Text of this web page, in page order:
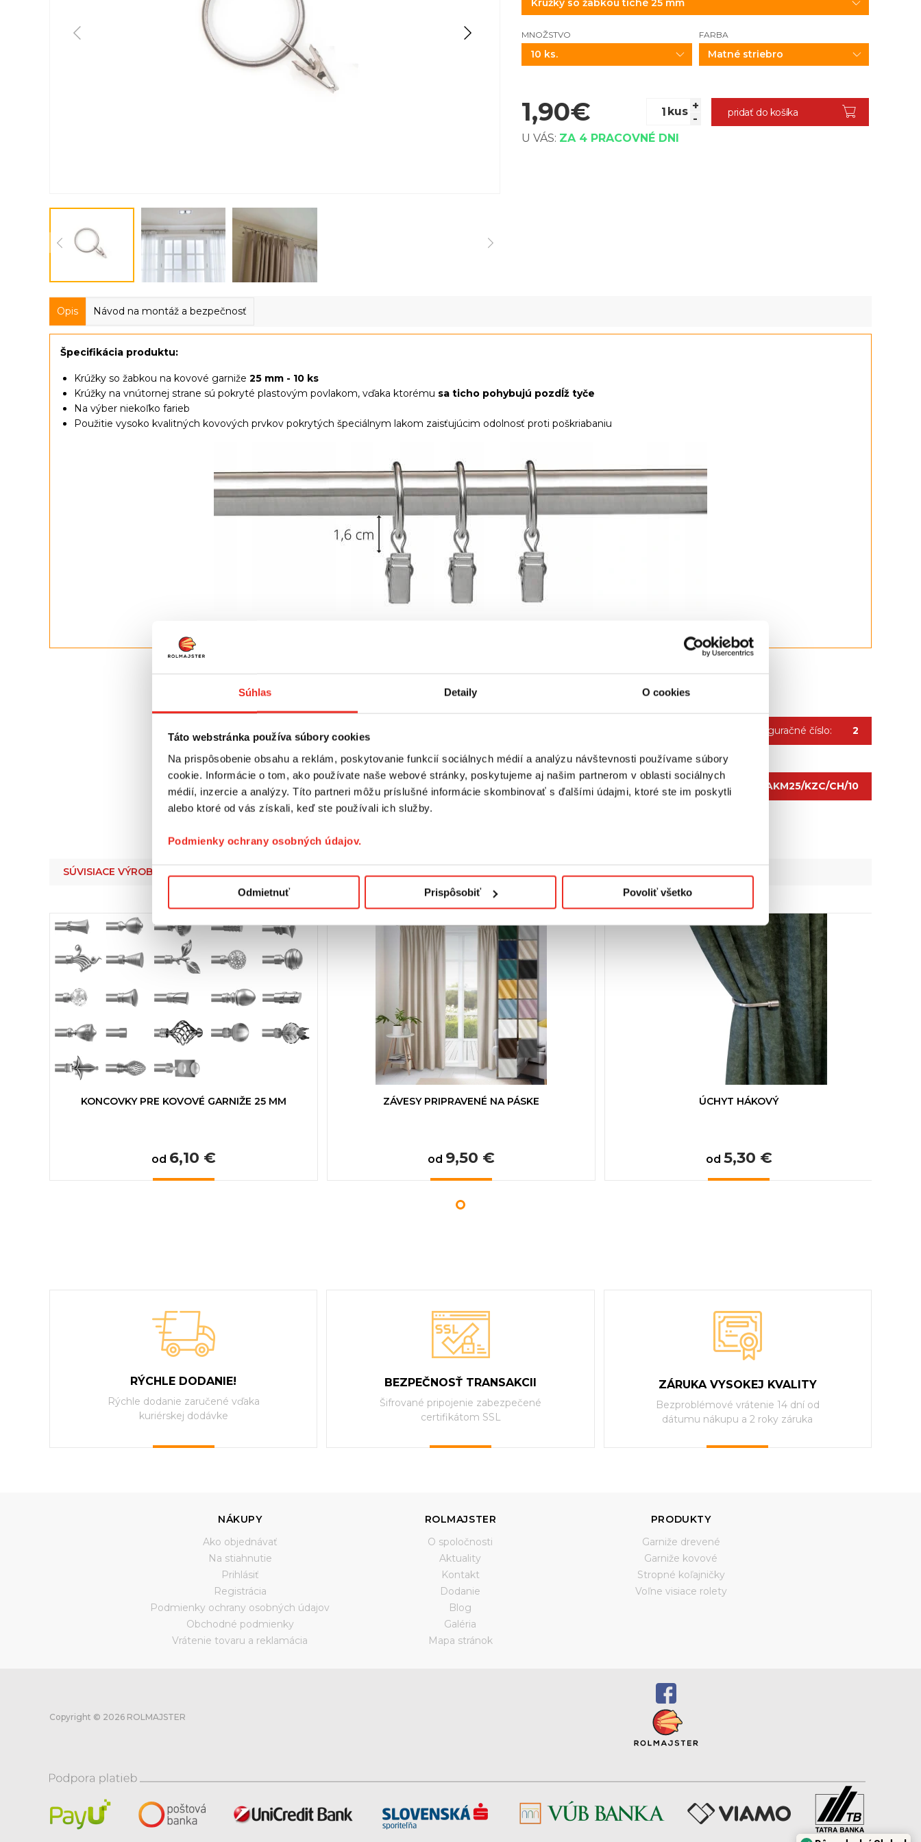
Súhlas Detaily O cookies
Táto webstránka používa súbory cookies
Na prispôsobenie obsahu a reklám, poskytovanie funkcií sociálnych médií a analýzu návštevnosti používame súbory
cookie. Informácie o tom, ako používate naše webové stránky, poskytujeme aj našim partnerom v oblasti sociálnych
médií, inzercie a analýzy. Títo partneri môžu príslušné informácie skombinovať s ďalšími údajmi, ktoré ste im poskytli
alebo ktoré od vás získali, keď ste používali ich služby.
Podmienky ochrany osobných údajov.
Odmietnuť Prispôsobiť Povoliť všetko
MNOŽSTVO
10 ks.
FARBA
Matné striebro
1,90€ kus +
-
pridať do košíka
U VÁS: ZA 4 PRACOVNÉ DNI
Opis Návod na montáž a bezpečnosť
Špecifikácia produktu:
Krúžky so žabkou na kovové garniže 25 mm - 10 ks
Krúžky na vnútornej strane sú pokryté plastovým povlakom, vďaka ktorému sa ticho pohybujú pozdĺž tyče
Na výber niekoľko farieb
Použitie vysoko kvalitných kovových prvkov pokrytých špeciálnym lakom zaisťujúcim odolnosť proti poškriabaniu
Konfiguračné číslo: 2
Kód produktu: R/AKM25/KZC/CH/10
SÚVISIACE VÝROBKY
KONCOVKY PRE KOVOVÉ GARNIŽE 25 MM
od 6,10 €
ZÁVESY PRIPRAVENÉ NA PÁSKE
od 9,50 €
ÚCHYT HÁKOVÝ
od 5,30 €
RÝCHLE DODANIE!
Rýchle dodanie zaručené vďaka
kuriérskej dodávke
BEZPEČNOSŤ TRANSAKCII
Šifrované pripojenie zabezpečené
certifikátom SSL
ZÁRUKA VYSOKEJ KVALITY
Bezproblémové vrátenie 14 dní od
dátumu nákupu a 2 roky záruka
NÁKUPY
Ako objednávať
Na stiahnutie
Prihlásiť
Registrácia
Podmienky ochrany osobných údajov
Obchodné podmienky
Vrátenie tovaru a reklamácia
ROLMAJSTER
O spoločnosti
Aktuality
Kontakt
Dodanie
Blog
Galéria
Mapa stránok
PRODUKTY
Garniže drevené
Garniže kovové
Stropné koľajničky
Voľne visiace rolety
Copyright © 2026 ROLMAJSTER